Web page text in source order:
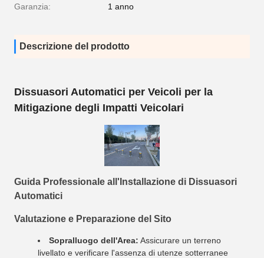
Garanzia: 1 anno
Descrizione del prodotto
Dissuasori Automatici per Veicoli per la
Mitigazione degli Impatti Veicolari
Guida Professionale all'Installazione di Dissuasori
Automatici
Valutazione e Preparazione del Sito
Sopralluogo dell'Area: Assicurare un terreno
livellato e verificare l'assenza di utenze sotterranee